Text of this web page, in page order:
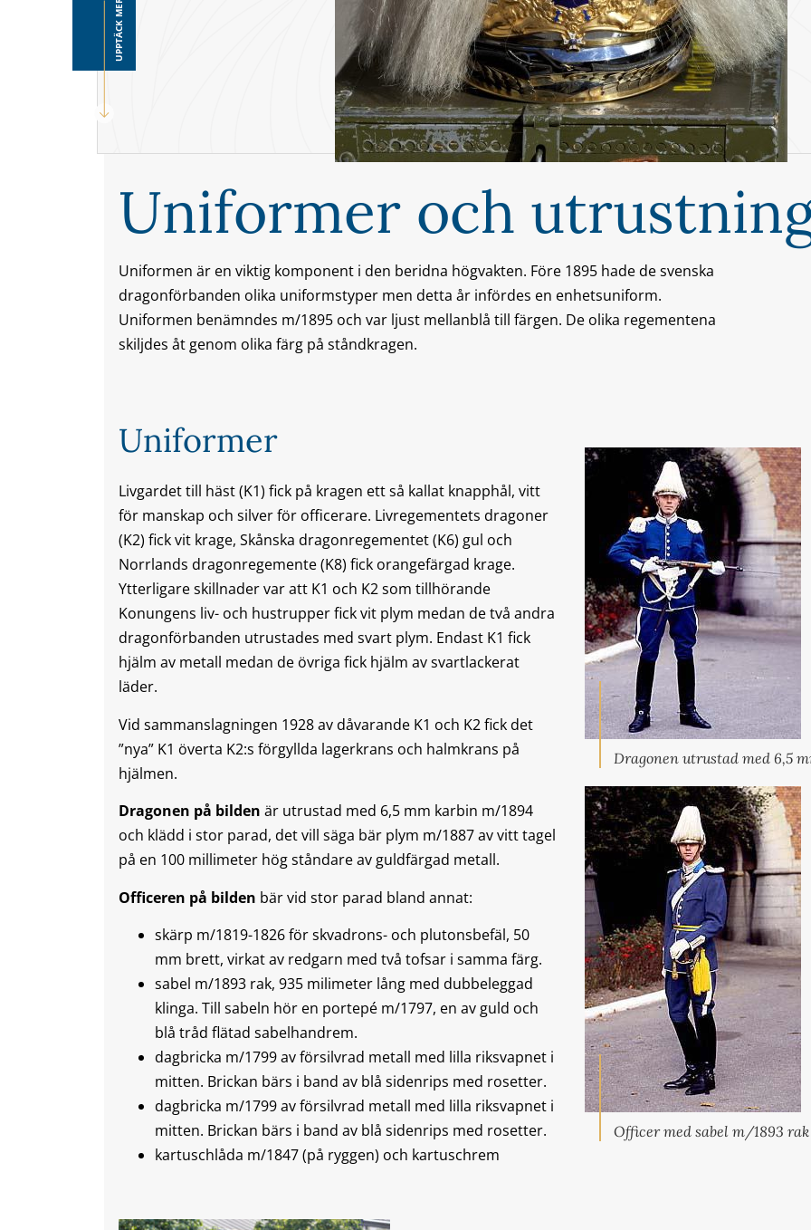
UPPTÄCK MER
Uniformer och
Uniformen är en viktig komponent i den beridna högvakten. Före 1895 hade de svenska
dragonförbanden olika uniformstyper men detta år infördes en enhetsuniform.
Uniformen benämndes m/1895 och var ljust mellanblå till färgen. De olika regementena
skiljdes åt genom olika färg på ståndkragen.
Uniformer
Livgardet till häst (K1) fick på kragen ett så kallat knapphål, vitt
för manskap och silver för officerare. Livregementets dragoner
(K2) fick vit krage, Skånska dragonregementet (K6) gul och
Norrlands dragonregemente (K8) fick orangefärgad krage.
Ytterligare skillnader var att K1 och K2 som tillhörande
Konungens liv- och hustrupper fick vit plym medan de två andra
dragonförbanden utrustades med svart plym. Endast K1 fick
hjälm av metall medan de övriga fick hjälm av svartlackerat
läder.
Vid sammanslagningen 1928 av dåvarande K1 och K2 fick det
”nya” K1 överta K2:s förgyllda lagerkrans och halmkrans på
hjälmen.
Dragonen på bilden är utrustad med 6,5 mm karbin m/1894
och klädd i stor parad, det vill säga bär plym m/1887 av vitt tagel
på en 100 millimeter hög ståndare av guldfärgad metall.
Officeren på bilden bär vid stor parad bland annat:
skärp m/1819-1826 för skvadrons- och plutonsbefäl, 50
mm brett, virkat av redgarn med två tofsar i samma färg.
sabel m/1893 rak, 935 milimeter lång med dubbeleggad
klinga. Till sabeln hör en portepé m/1797, en av guld och
blå tråd flätad sabelhandrem.
dagbricka m/1799 av försilvrad metall med lilla riksvapnet i
mitten. Brickan bärs i band av blå sidenrips med rosetter.
dagbricka m/1799 av försilvrad metall med lilla riksvapnet i
mitten. Brickan bärs i band av blå sidenrips med rosetter.
kartuschlåda m/1847 (på ryggen) och kartuschrem
Dragonen utrustad med 6,5
Officer med sabel m/1893 rak